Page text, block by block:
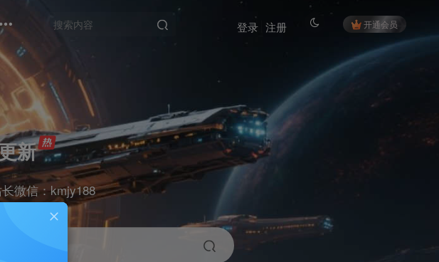
开通会员
登录 注册
新
微信：kmjy188